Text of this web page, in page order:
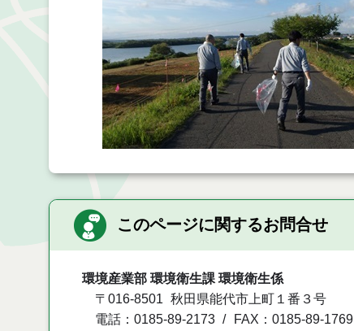
このページに関するお問合せ
環境産業部 環境衛生課 環境衛生係
〒016-8501
秋田県能代市上町１番３号
電話：0185-89-2173
FAX：0185-89-1769